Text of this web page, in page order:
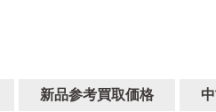
新品参考買取価格